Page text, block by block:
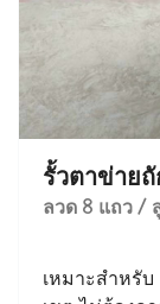
รั้วตาข่าย
ลวด 8 แถว /
เหมาะสำหรั